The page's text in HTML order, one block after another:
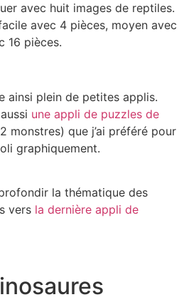
avec huit images de reptiles.
avec 4 pièces, moyen avec
16 pièces.
ainsi plein de petites applis.
une appli de puzzles de
monstres) que j’ai préféré pour
graphiquement.
la thématique des
vers la dernière appli de